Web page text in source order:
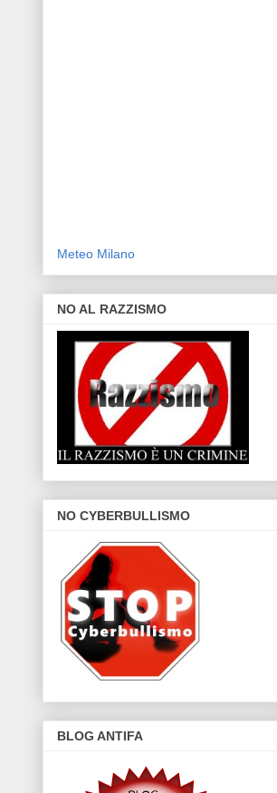
Meteo Milano
NO AL RAZZISMO
NO CYBERBULLISMO
BLOG ANTIFA